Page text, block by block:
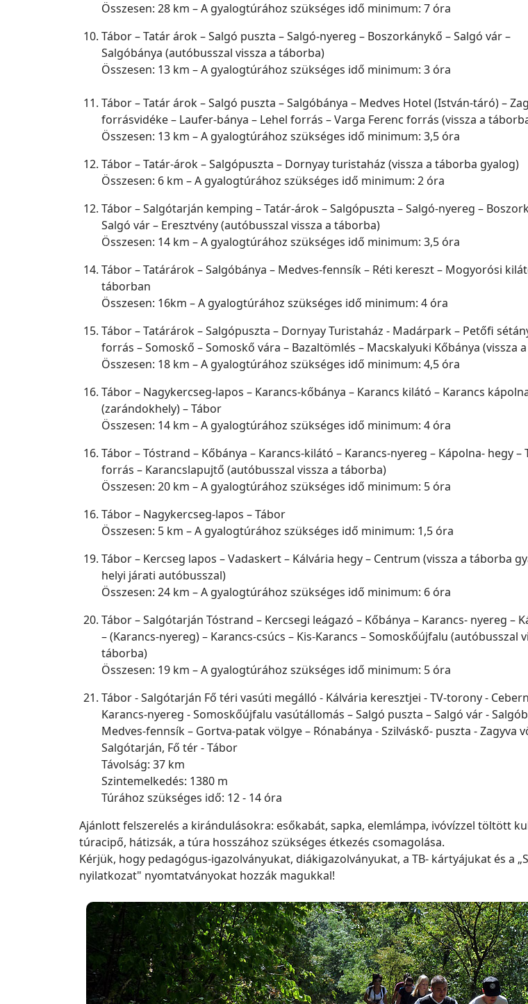
Összesen: 28 km – A gyalogtúrához szükséges idő minimum: 7 óra
Tábor – Tatár árok – Salgó puszta – Salgó-nyereg – Boszorkánykő – Salgó vár –
Salgóbánya (autóbusszal vissza a táborba)
Összesen: 13 km – A gyalogtúrához szükséges idő minimum: 3 óra
Tábor – Tatár árok – Salgó puszta – Salgóbánya – Medves Hotel (István-táró) –
forrásvidéke – Laufer-bánya – Lehel forrás – Varga Ferenc forrás (vissza a
Összesen: 13 km – A gyalogtúrához szükséges idő minimum: 3,5 óra
Tábor – Tatár-árok – Salgópuszta – Dornyay turistaház (vissza a táborba gyalog)
Összesen: 6 km – A gyalogtúrához szükséges idő minimum: 2 óra
Tábor – Salgótarján kemping – Tatár-árok – Salgópuszta – Salgó-nyereg –
Salgó vár – Eresztvény (autóbusszal vissza a táborba)
Összesen: 14 km – A gyalogtúrához szükséges idő minimum: 3,5 óra
Tábor – Tatárárok – Salgóbánya – Medves-fennsík – Réti kereszt – Mogyorósi
táborban
Összesen: 16km – A gyalogtúrához szükséges idő minimum: 4 óra
Tábor – Tatárárok – Salgópuszta – Dornyay Turistaház - Madárpark – Petőfi
forrás – Somoskő – Somoskő vára – Bazaltömlés – Macskalyuki Kőbánya (vissza
Összesen: 18 km – A gyalogtúrához szükséges idő minimum: 4,5 óra
Tábor – Nagykercseg-lapos – Karancs-kőbánya – Karancs kilátó – Karancs
(zarándokhely) – Tábor
Összesen: 14 km – A gyalogtúrához szükséges idő minimum: 4 óra
Tábor – Tóstrand – Kőbánya – Karancs-kilátó – Karancs-nyereg – Kápolna- hegy –
forrás – Karancslapujtő (autóbusszal vissza a táborba)
Összesen: 20 km – A gyalogtúrához szükséges idő minimum: 5 óra
Tábor – Nagykercseg-lapos – Tábor
Összesen: 5 km – A gyalogtúrához szükséges idő minimum: 1,5 óra
Tábor – Kercseg lapos – Vadaskert – Kálvária hegy – Centrum (vissza a táborba
helyi járati autóbusszal)
Összesen: 24 km – A gyalogtúrához szükséges idő minimum: 6 óra
Tábor – Salgótarján Tóstrand – Kercsegi leágazó – Kőbánya – Karancs- nyereg –
– (Karancs-nyereg) – Karancs-csúcs – Kis-Karancs – Somoskőújfalu (autóbusszal
táborba)
Összesen: 19 km – A gyalogtúrához szükséges idő minimum: 5 óra
Tábor - Salgótarján Fő téri vasúti megálló - Kálvária keresztjei - TV-torony -
Karancs-nyereg - Somoskőújfalu vasútállomás – Salgó puszta – Salgó vár -
Medves-fennsík – Gortva-patak völgye – Rónabánya - Szilváskő- puszta - Zagyva
Salgótarján, Fő tér - Tábor
Távolság: 37 km
Szintemelkedés: 1380 m
Túrához szükséges idő: 12 - 14 óra
Ajánlott felszerelés a kirándulásokra: esőkabát, sapka, elemlámpa, ivóvízzel töltött
túracipő, hátizsák, a túra hosszához szükséges étkezés csomagolása.
Kérjük, hogy pedagógus-igazolványukat, diákigazolványukat, a TB- kártyájukat és a
nyilatkozat" nyomtatványokat hozzák magukkal!